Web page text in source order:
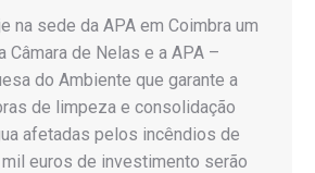
na sede da APA em Coimbra um
Câmara de Nelas e a APA –
do Ambiente que garante a
de limpeza e consolidação
afetadas pelos incêndios de
euros de investimento serão